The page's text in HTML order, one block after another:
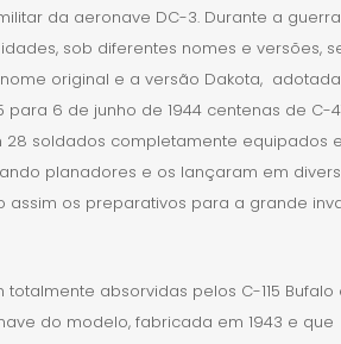
da aeronave DC-3. Durante a guerra
sob diferentes nomes e versões,
original e a versão Dakota, adotada
6 de junho de 1944 centenas de C-
soldados completamente equipados e
planadores e os lançaram em
os preparativos para a grande
totalmente absorvidas pelos C-115 Bufalo
do modelo, fabricada em 1943 e que